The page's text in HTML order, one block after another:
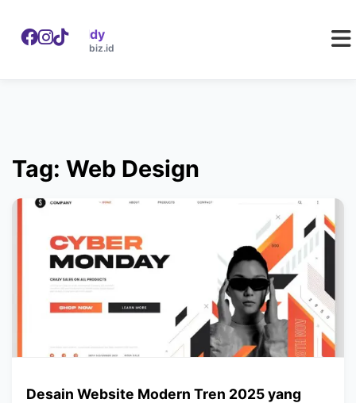
W WebDaddy
webdaddy.biz.id
Tag: Web Design
Desain Website Modern Tren 2025 yang